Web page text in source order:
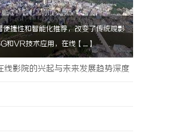
便捷性和智能化推荐，改变了传统观影
和VR技术应用，在线【....】
线影院的兴起与未来发展趋势深度